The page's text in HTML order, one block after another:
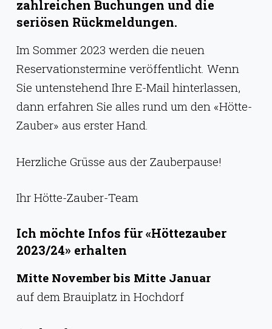
zahlreichen Buchungen und die
seriösen Rückmeldungen.
Im Sommer 2023 werden die neuen
Reservationstermine veröffentlicht. Wenn
Sie untenstehend Ihre E-Mail hinterlassen,
dann erfahren Sie alles rund um den «Hötte-
Zauber» aus erster Hand.
Herzliche Grüsse aus der Zauberpause!
Ihr Hötte-Zauber-Team
Ich möchte Infos für «Höttezauber
2023/24» erhalten
Mitte November bis Mitte Januar
auf dem Brauiplatz in Hochdorf